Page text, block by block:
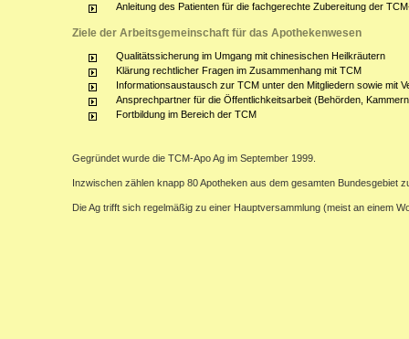
Anleitung des Patienten für die fachgerechte Zubereitung der
Ziele der Arbeitsgemeinschaft für das Apothekenwesen
Qualitätssicherung im Umgang mit chinesischen Heilkräutern
Klärung rechtlicher Fragen im Zusammenhang mit TCM
Informationsaustausch zur TCM unter den Mitgliedern sowie mit
Ansprechpartner für die Öffentlichkeitsarbeit (Behörden,
Fortbildung im Bereich der TCM
Gegründet wurde die TCM-Apo Ag im September 1999.
Inzwischen zählen knapp 80 Apotheken aus dem gesamten Bundesgebiet
Die Ag trifft sich regelmäßig zu einer Hauptversammlung (meist an einem